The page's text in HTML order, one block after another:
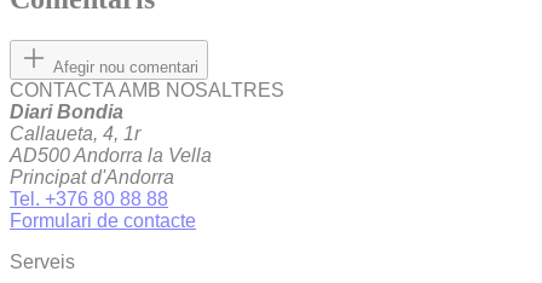
Afegir nou comentari
CONTACTA AMB NOSALTRES
Diari Bondia
Callaueta, 4, 1r
AD500 Andorra la Vella
Principat d'Andorra
Tel. +376 80 88 88
Formulari de contacte
Serveis